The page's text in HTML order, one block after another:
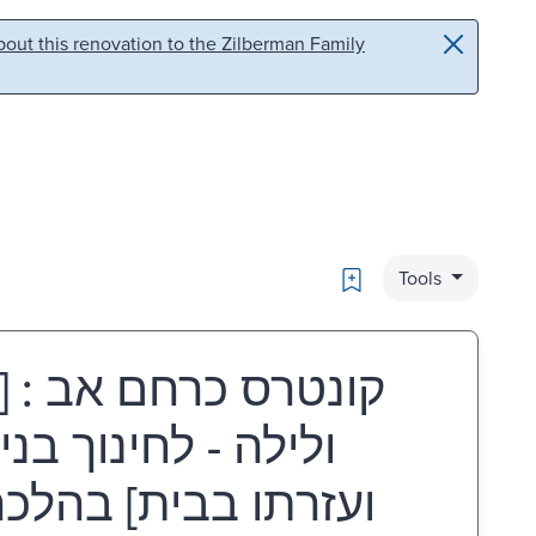
this renovation to the Zilberman Family
Bookmark
Tools
קונטרס כרחם אב :
ולילה - לחינוך
ועזרתו בבית]